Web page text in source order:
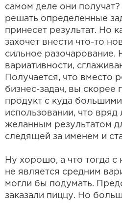
самом деле они
решать определенные
принесет результат. Но
захочет внести что-то
сильное разочарование.
вариативности,
Получается, что вместо
бизнес-задач, вы скорее
продукт с куда
использовании, что вряд
желанным результатом
следящей за именем и
Ну хорошо, а что тогда с
не является средним
могли бы подумать.
заказали пиццу. Но